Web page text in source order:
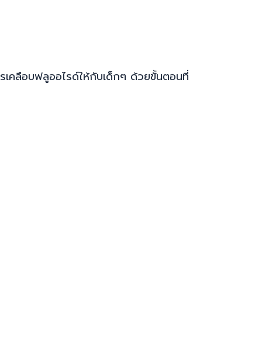
คลือบฟลูออไรด์ให้กับเด็กๆ ด้วยขั้นตอนที่